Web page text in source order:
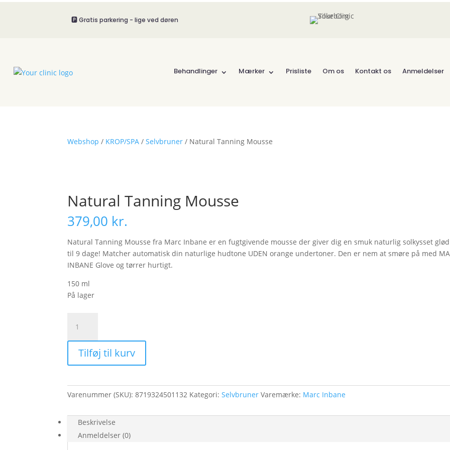
🅿️ Gratis parkering - lige ved døren
Behandlinger Mærker Prisliste Om os Kontakt os Anmeldelser
Webshop / KROP/SPA /Selvbruner / Natural Tanning Mousse
Natural Tanning Mousse
379,00 kr.
Natural Tanning Mousse fra Marc Inbane er en fugtgivende mousse der giver dig en smuk naturlig solkysset
til 9 dage! Matcher automatisk din naturlige hudtone UDEN orange undertoner. Den er nem at smøre på med
INBANE Glove og tørrer hurtigt.
150 ml
På lager
Tanning
Mousse
antalTilføj til kurv
Varenummer (SKU):8719324501132 Kategori:Selvbruner Varemærke: Marc Inbane
Beskrivelse
Anmeldelser (0)